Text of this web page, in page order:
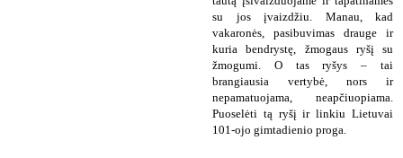
su jos įvaizdžiu. Manau, kad
vakaronės, pasibuvimas drauge ir
kuria bendrystę, žmogaus ryšį su
žmogumi. O tas ryšys – tai
brangiausia vertybė, nors ir
nepamatuojama, neapčiuopiama.
Puoselėti tą ryšį ir linkiu Lietuvai
101-ojo gimtadienio proga.